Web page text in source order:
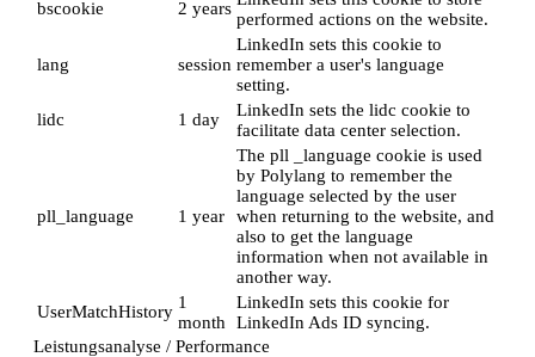
bscookie 2 years
performed actions on the website.
lang session
LinkedIn sets this cookie to
remember a user's language
setting.
lidc
1 day
LinkedIn sets the lidc cookie to
facilitate data center selection.
pll_language 1 year
The pll _language cookie is used
by Polylang to remember the
language selected by the user
when returning to the website, and
also to get the language
information when not available in
another way.
UserMatchHistory 1
month
LinkedIn sets this cookie for
LinkedIn Ads ID syncing.
Leistungsanalyse / Performance